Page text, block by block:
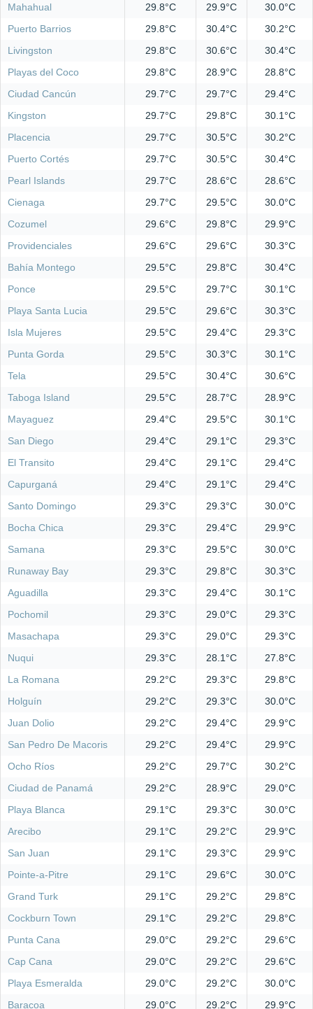
Mahahual 29.8°C 29.9°C
30.0°C
Puerto Barrios
29.8°C 30.4°C
30.2°C
Livingston
29.8°C 30.6°C
30.4°C
Playas del Coco
29.8°C 28.9°C
28.8°C
Ciudad Cancún
29.7°C 29.7°C
29.4°C
Kingston
29.7°C 29.8°C
30.1°C
Placencia
29.7°C 30.5°C
30.2°C
Puerto Cortés
29.7°C 30.5°C
30.4°C
Pearl Islands
29.7°C 28.6°C
28.6°C
Cienaga
29.7°C 29.5°C
30.0°C
Cozumel
29.6°C 29.8°C
29.9°C
Providenciales
29.6°C 29.6°C
30.3°C
Bahía Montego
29.5°C 29.8°C
30.4°C
Ponce
29.5°C 29.7°C
30.1°C
Playa Santa Lucia
29.5°C 29.6°C
30.3°C
Isla Mujeres
29.5°C 29.4°C
29.3°C
Punta Gorda
29.5°C 30.3°C
30.1°C
Tela
29.5°C 30.4°C
30.6°C
Taboga Island
29.5°C 28.7°C
28.9°C
Mayaguez
29.4°C 29.5°C
30.1°C
San Diego
29.4°C 29.1°C
29.3°C
El Transito
29.4°C 29.1°C
29.4°C
Capurganá
29.4°C 29.1°C
29.4°C
Santo Domingo
29.3°C 29.3°C
30.0°C
Bocha Chica
29.3°C 29.4°C
29.9°C
Samana
29.3°C 29.5°C
30.0°C
Runaway Bay
29.3°C 29.8°C
30.3°C
Aguadilla
29.3°C 29.4°C
30.1°C
Pochomil
29.3°C 29.0°C
29.3°C
Masachapa
29.3°C 29.0°C
29.3°C
Nuqui
29.3°C 28.1°C
27.8°C
La Romana
29.2°C 29.3°C
29.8°C
Holguín
29.2°C 29.3°C
30.0°C
Juan Dolio
29.2°C 29.4°C
29.9°C
San Pedro De Macoris
29.2°C 29.4°C
29.9°C
Ocho Ríos
29.2°C 29.7°C
30.2°C
Ciudad de Panamá
29.2°C 28.9°C
29.0°C
Playa Blanca
29.1°C 29.3°C
30.0°C
Arecibo
29.1°C 29.2°C
29.9°C
San Juan
29.1°C 29.3°C
29.9°C
Pointe-a-Pitre
29.1°C 29.6°C
30.0°C
Grand Turk
29.1°C 29.2°C
29.8°C
Cockburn Town
29.1°C 29.2°C
29.8°C
Punta Cana
29.0°C 29.2°C
29.6°C
Cap Cana
29.0°C 29.2°C
29.6°C
Playa Esmeralda
29.0°C 29.2°C
30.0°C
Baracoa
29.0°C 29.2°C
29.9°C